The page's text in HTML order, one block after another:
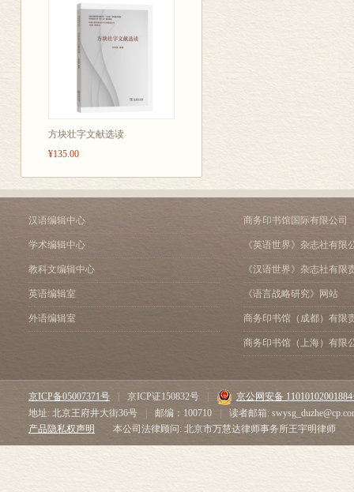
方块壮字文献选读
¥135.00
汉语编辑中心
学术编辑中心
教科文编辑中心
英语编辑室
外语编辑室
商务印书馆国际有限公司
《英语世界》杂志社有限
《汉语世界》杂志社有限
《语言战略研究》网站
商务印书馆（成都）有限
商务印书馆（上海）有限
京ICP备05007371号 京ICP证150832号
京公网安备
地址: 北京王府井大街36号
邮编：100710
读者邮箱:
产品隐私权声明
本公司法律顾问: 北京市万慧达律师事务所王宇明律师